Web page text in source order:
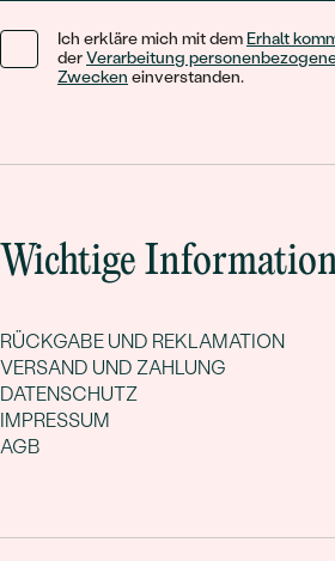
Ich erkläre mich mit dem Erhalt
derVerarbeitung
Zwecken einverstanden.
Wichtige
RÜCKGABE UND REKLAMATION
VERSAND UND ZAHLUNG
DATENSCHUTZ
IMPRESSUM
AGB